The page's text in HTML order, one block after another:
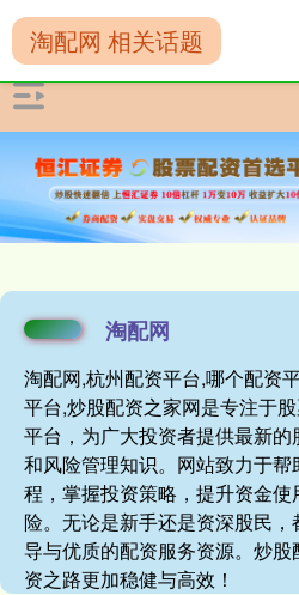
淘配网
淘配网,杭州配资平台,哪个配资
平台,炒股配资之家网是专注于
平台，为广大投资者提供最新
和风险管理知识。网站致力于
程，掌握投资策略，提升资金
险。无论是新手还是资深股民
导与优质的配资服务资源。炒
资之路更加稳健与高效！
淘配网 相关话题